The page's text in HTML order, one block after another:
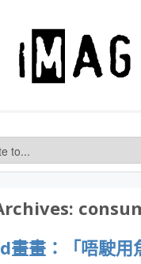
畫畫：「唔駛用